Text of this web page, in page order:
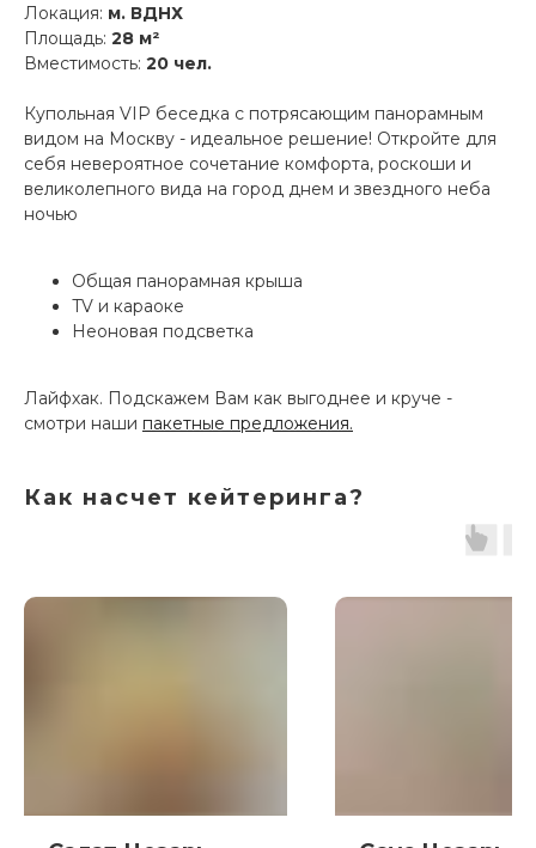
Локация: м. ВДНХ
Площадь: 28 м²
Вместимость: 20 чел.
Купольная VIP беседка с потрясающим панорамным
видом на Москву - идеальное решение! Откройте для
себя невероятное сочетание комфорта, роскоши и
великолепного вида на город днем и звездного неба
ночью
Общая панорамная крыша
TV и караоке
Неоновая подсветка
Лайфхак. Подскажем Вам как выгоднее и круче -
смотри наши пакетные предложения.
Как насчет кейтеринга?